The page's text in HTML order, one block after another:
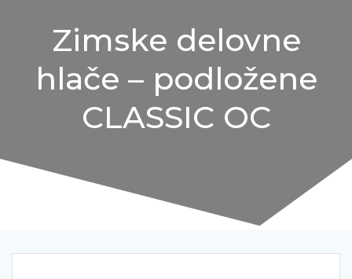
Zimske delovne
hlače – podložene
CLASSIC OC